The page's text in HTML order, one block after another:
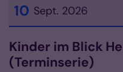
10 Sept. 2026
Datum: 10. September
Kinder im Blick
(Terminserie)